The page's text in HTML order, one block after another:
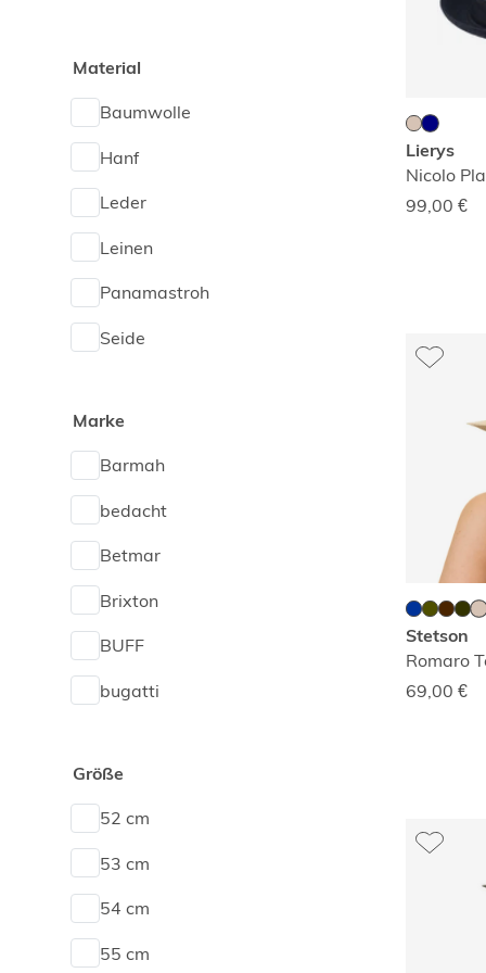
Material
Baumwolle
Hanf
Leder
Leinen
Panamastroh
Seide
Stroh
Wolle
Wollfilz
Marke
Barmah
bedacht
Betmar
Brixton
BUFF
bugatti
Lierys
Mayser
McBURN
Seeberger
Stetson
Größe
52 cm
53 cm
54 cm
55 cm
Lierys
Nicolo
99,00 €
Stetson
Romaro
69,00 €